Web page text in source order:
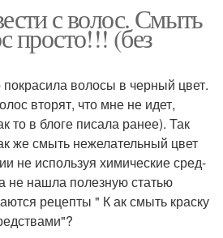
с волос. Смыть
просто!!! (без
волосы в черный цвет.
вторят, что мне не идет,
то в блоге писала ранее). Так
же смыть нежелательный цвет
не используя химические сред-
не нашла полезную статью
рецепты " К ак смыть краску